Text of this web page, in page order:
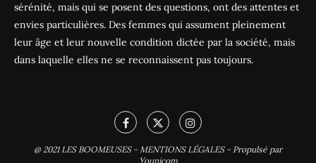
sérénité, mais qui se posent des questions, ont des attentes et
envies particulières. Des femmes qui assument pleinement
leur âge et leur nouvelle condition dictée par la société, mais
dans laquelle elles ne se reconnaissent pas toujours.
@ 2021LES BOOMEUSES- MENTIONS LÉGALES- Propulsé par
Younicom